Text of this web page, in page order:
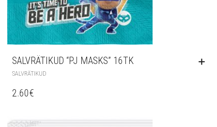
SALVRÄTIKUD “PJ MASKS” 16TK
SALVRÄTIKUD
2.60€